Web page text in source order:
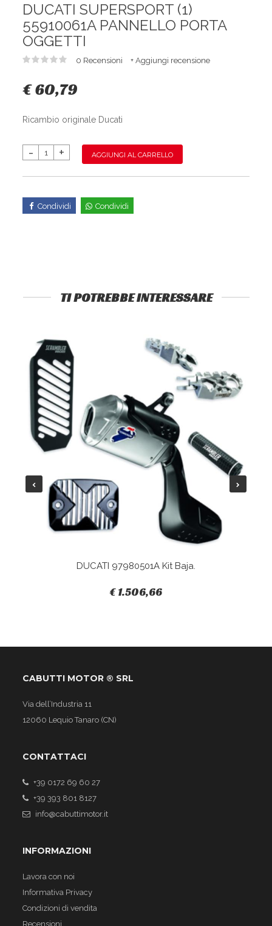
DUCATI SUPERSPORT (1)
55910061A PANNELLO PORTA
OGGETTI
0 Recensioni + Aggiungi recensione
€ 60,79
Ricambio originale Ducati
AGGIUNGI AL CARRELLO
Condividi Condividi
TI POTREBBE INTERESSARE
DUCATI 97980501A Kit Baja.
€ 1.506,66
CABUTTI MOTOR ® SRL
Via dell’Industria 11
12060 Lequio Tanaro (CN)
CONTATTACI
+39 0172 69 60 27
+39 393 801 8127
info@cabuttimotor.it
INFORMAZIONI
Lavora con noi
Informativa Privacy
Condizioni di vendita
Recensioni